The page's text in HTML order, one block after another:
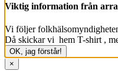
Viktig information från
Vi följer
Då skickar vi  hem T-shirt ,
OK, jag förstår!
×